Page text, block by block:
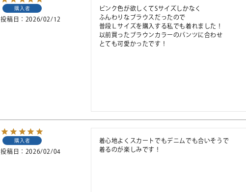
購入者
投稿日 2026/02/12
ピンク色が欲しくてSサイズしかなく
ふんわりなブラウスだったので
普段Ｌサイズを購入する私でも着れました！
以前買ったブラウンカラーのパンツに合わせ
とても可愛かったです！
購入者
投稿日 2026/02/04
着心地よくスカートでもデニムでも合いそうで
着るのが楽しみです！